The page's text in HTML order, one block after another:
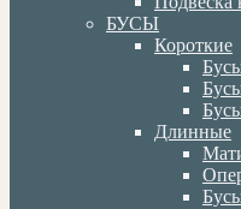
БУСЫ
Короткие
Длинные